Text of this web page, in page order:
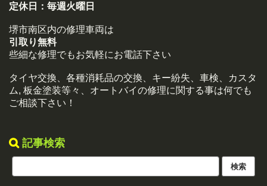
定休日： 毎週火曜日
堺市南区内の修理車両は
引取り無料
些細な修理でもお気軽にお電話下さい
タイヤ交換、各種消耗品の交換、キー紛失、車検、カスタ
ム, 板金塗装等々、オートバイの修理に関する事は何でも
ご相談下さい！
記事検索